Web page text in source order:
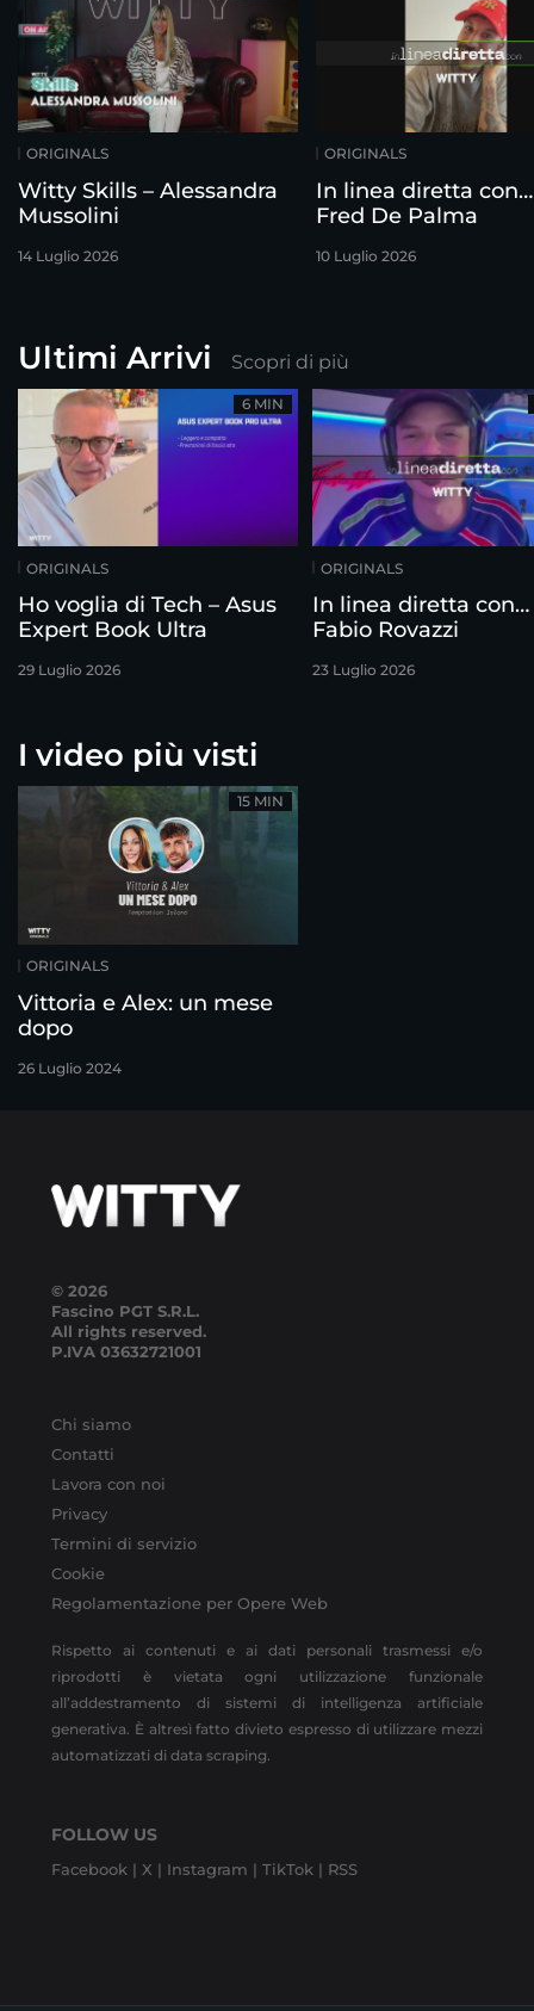
ORIGINALS
Witty Skills – Alessandra
Mussolini
14 Luglio 2026
ORIGINALS
In linea diretta con…
Fred De Palma
10 Luglio 2026
Ultimi Arrivi Scopri di più
ORIGINALS
Ho voglia di Tech – Asus
Expert Book Ultra
29 Luglio 2026
6 MIN
ORIGINALS
In linea diretta con…
Fabio Rovazzi
23 Luglio 2026
I video più visti
ORIGINALS
Vittoria e Alex: un mese
dopo
26 Luglio 2024
15 MIN
© 2026
Fascino PGT S.R.L.
All rights reserved.
P.IVA 03632721001
Chi siamo
Contatti
Lavora con noi
Privacy
Termini di servizio
Cookie
Regolamentazione per Opere Web
Rispetto ai contenuti e ai dati personali trasmessi e/o
riprodotti è vietata ogni utilizzazione funzionale
all’addestramento di sistemi di intelligenza artificiale
generativa. È altresì fatto divieto espresso di utilizzare mezzi
automatizzati di data scraping.
FOLLOW US
Facebook | X | Instagram | TikTok | RSS